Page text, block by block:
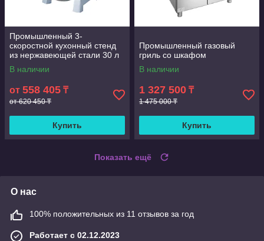
Промышленный 3-
скоростной кухонный стенд
из нержавеющей стали 30 л
В наличии
от 558 405 ₸
от 620 450 ₸
Купить
Промышленный газовый
гриль со шкафом
В наличии
1 327 500 ₸
1 475 000 ₸
Купить
Показать ещё
О нас
100% положительных из 11 отзывов за год
Работает с 02.12.2023